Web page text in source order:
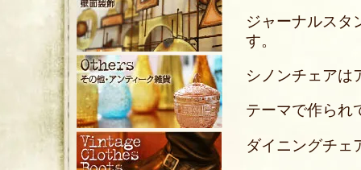
ジャーナルスタ
す。
シノンチェアは
テーマで作られ
ダイニングチェ